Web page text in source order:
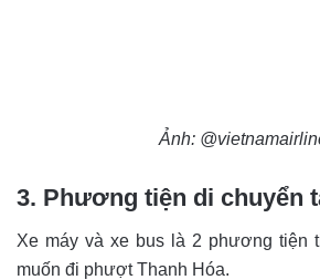
Ảnh:
3. Phương tiện di chuyển
Xe máy và xe bus là 2 phương tiện
muốn đi phượt Thanh Hóa.